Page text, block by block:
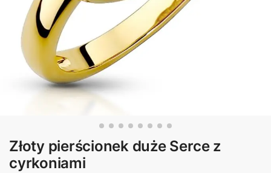
Złoty pierścionek duże Serce z
cyrkoniami